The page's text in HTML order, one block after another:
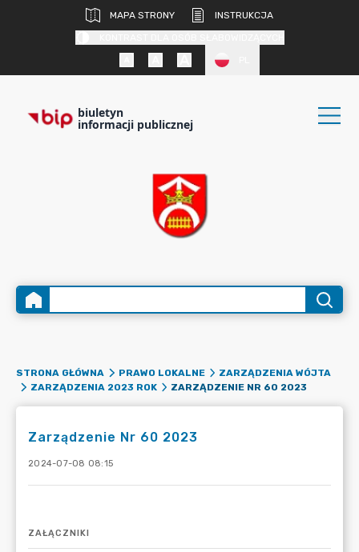
MAPA STRONY
INSTRUKCJA
biuletyn
informacji publicznej
STRONA GŁÓWNA PRAWO LOKALNE
ZARZĄDZENIA WÓJTA
ZARZĄDZENIA 2023 ROK
ZARZĄDZENIE NR 60 2023
Zarządzenie Nr 60 2023
2024-07-08 08:15
ZAŁĄCZNIKI